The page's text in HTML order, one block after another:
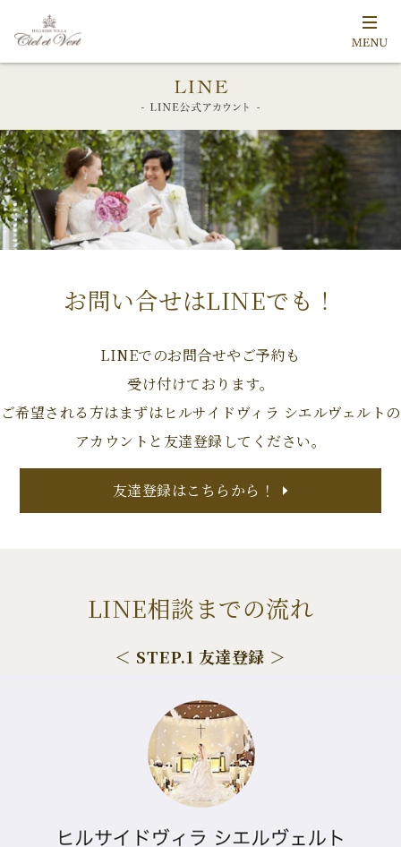
お問い合せはLINEでも！
LINEでのお問合せやご予約も
受け付けております。
ご希望される方はまずはヒルサイドヴィラ シエルヴェルトの
アカウントと友達登録してください。
友達登録はこちらから！
LINE相談までの流れ
＜ STEP.1 友達登録 ＞